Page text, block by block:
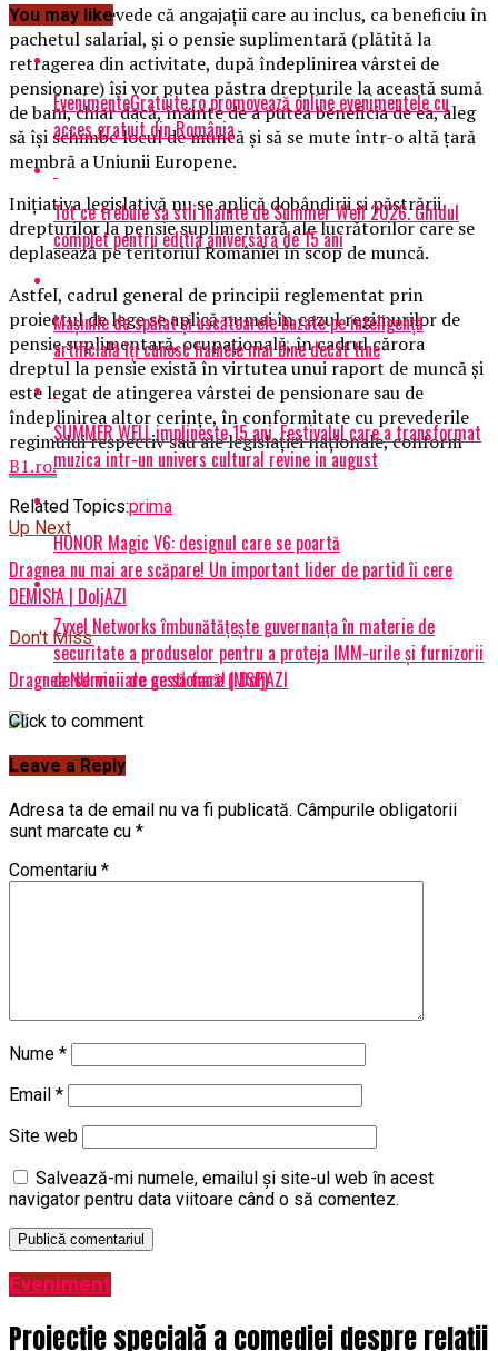
Proiectul prevede că angajaţii care au inclus, ca beneficiu în
pachetul salarial, şi o pensie suplimentară (plătită la
retragerea din activitate, după îndeplinirea vârstei de
pensionare) îşi vor putea păstra drepturile la această sumă
de bani, chiar dacă, înainte de a putea beneficia de ea, aleg
să îşi schimbe locul de muncă şi să se mute într-o altă ţară
membră a Uniunii Europene.
Iniţiativa legislativă nu se aplică dobândirii şi păstrării
drepturilor la pensie suplimentară ale lucrătorilor care se
deplasează pe teritoriul României în scop de muncă.
Astfel, cadrul general de principii reglementat prin
proiectul de lege se aplică numai în cazul regimurilor de
pensie suplimentară, ocupaţională, în cadrul cărora
dreptul la pensie există în virtutea unui raport de muncă şi
este legat de atingerea vârstei de pensionare sau de
îndeplinirea altor cerinţe, în conformitate cu prevederile
regimului respectiv sau ale legislaţiei naţionale, conform
B1.ro.
Related Topics:prima
Up Next
Dragnea nu mai are scăpare! Un important lider de partid îi cere
DEMISIA | DoljAZI
Don't Miss
Dragnea NU mai are ce să facă! | DoljAZI
You may like
EvenimenteGratuite.ro promovează online evenimentele cu
acces gratuit din România
Tot ce trebuie sa stii inainte de Summer Well 2026. Ghidul
complet pentru editia aniversara de 15 ani
Mașinile de spălat și uscătoarele bazate pe inteligență
artificială îți cunosc hainele mai bine decât tine
SUMMER WELL implineste 15 ani. Festivalul care a transformat
muzica intr-un univers cultural revine in august
HONOR Magic V6: designul care se poartă
Zyxel Networks îmbunătățește guvernanța în materie de
securitate a produselor pentru a proteja IMM-urile și furnizorii
de servicii de gestionare (MSP)
Click to comment
Leave a Reply
Adresa ta de email nu va fi publicată. Câmpurile obligatorii
sunt marcate cu *
Comentariu *
Nume *
Email *
Site web
Salvează-mi numele, emailul și site-ul web în acest
navigator pentru data viitoare când o să comentez.
Eveniment
Proiecție specială a comediei despre relații